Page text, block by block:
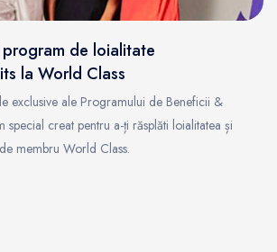
de loialitate
la World Class
exclusive ale Programului de Beneficii &
special creat pentru a-ți răsplăti loialitatea și
membru World Class.